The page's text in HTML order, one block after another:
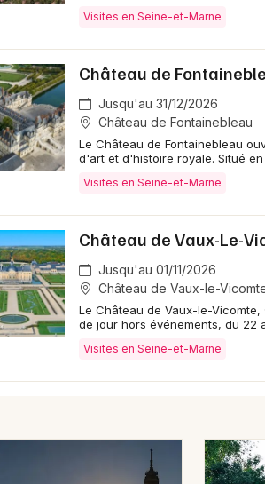
Visites en Seine-et-Marne
Château de
Jusqu'au 31/12/2026
Château de Fontainebleau
Le Château de Fontainebleau
d'art et d'histoire royale. Situé
Visites en Seine-et-Marne
Château de Vaux-Le-
Jusqu'au 01/11/2026
Château de Vaux-le-
Le Château de Vaux-le-
de jour hors événements, du 22
Visites en Seine-et-Marne